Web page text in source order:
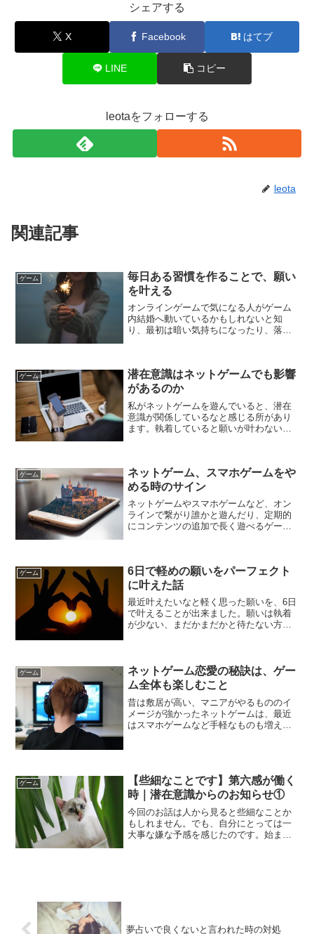
シェアする
X Facebook はてブ
LINE コピー
leotaをフォローする
leota
関連記事
ゲーム
毎日ある習慣を作ることで、願い
を叶える
オンラインゲームで気になる人がゲーム
内結婚へ動いているかもしれないと知
り、最初は暗い気持ちになったり、落ち
に、少し嫌な事が起こっても、...
ゲーム
潜在意識はネットゲームでも影響
があるのか
私がネットゲームを遊んでいると、潜在
意識が関係しているなと感じる所があり
ます。執着していると願いが叶わないと
くれません。執着しすぎて...
ゲーム
ネットゲーム、スマホゲームをや
める時のサイン
ネットゲームやスマホゲームなど、オン
ラインで繋がり誰かと遊んだり、定期的
にコンテンツの追加で長く遊べるゲーム
を起動させるのが億劫にな...
ゲーム
6日で軽めの願いをパーフェクト
に叶えた話
最近叶えたいなと軽く思った願いを、6日
で叶えることが出来ました。願いは執着
が少ない、まだかまだかと待たない方が
と感じるまで執着して叶...
ゲーム
ネットゲーム恋愛の秘訣は、ゲー
ム全体も楽しむこと
昔は敷居が高い、マニアがやるもののイ
メージが強かったネットゲームは、最近
はスマホゲームなど手軽なものも増え、
ゲーム
【些細なことです】第六感が働く
時｜潜在意識からのお知らせ①
今回のお話は人から見ると些細なことか
もしれません。でも、自分にとっては一
大事な嫌な予感を感じたのです。始まり
夢占いで良くないと言われた時の対処